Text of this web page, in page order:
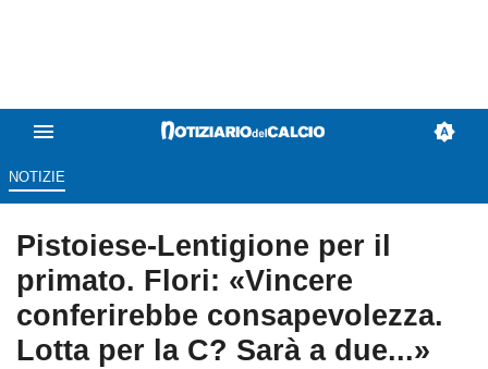
NOTIZIE
Pistoiese-Lentigione per il
primato. Flori: «Vincere
conferirebbe consapevolezza.
Lotta per la C? Sarà a due...»